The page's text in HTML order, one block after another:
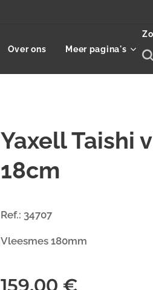
Over ons Meer pagina's
Yaxell Taishi
18cm
Ref.: 34707
Vleesmes 180mm
159,00 €